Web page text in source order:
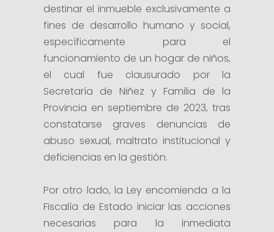
destinar el inmueble exclusivamente a
fines de desarrollo humano y social,
específicamente para el
funcionamiento de un hogar de niños,
el cual fue clausurado por la
Secretaría de Niñez y Familia de la
Provincia en septiembre de 2023, tras
constatarse graves denuncias de
abuso sexual, maltrato institucional y
deficiencias en la gestión.
Por otro lado, la Ley encomienda a la
Fiscalía de Estado iniciar las acciones
necesarias para la inmediata